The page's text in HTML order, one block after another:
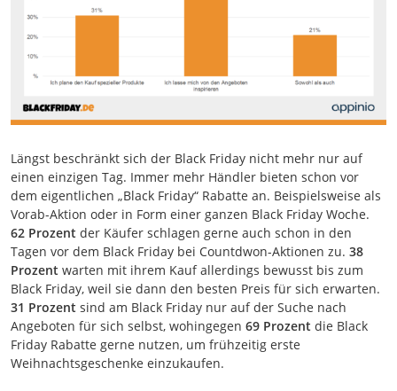
Längst beschränkt sich der Black Friday nicht mehr nur auf
einen einzigen Tag. Immer mehr Händler bieten schon vor
dem eigentlichen „Black Friday“ Rabatte an. Beispielsweise als
Vorab-Aktion oder in Form einer ganzen Black Friday Woche.
62 Prozent der Käufer schlagen gerne auch schon in den
Tagen vor dem Black Friday bei Countdwon-Aktionen zu. 38
Prozent warten mit ihrem Kauf allerdings bewusst bis zum
Black Friday, weil sie dann den besten Preis für sich erwarten.
31 Prozent sind am Black Friday nur auf der Suche nach
Angeboten für sich selbst, wohingegen 69 Prozent die Black
Friday Rabatte gerne nutzen, um frühzeitig erste
Weihnachtsgeschenke einzukaufen.